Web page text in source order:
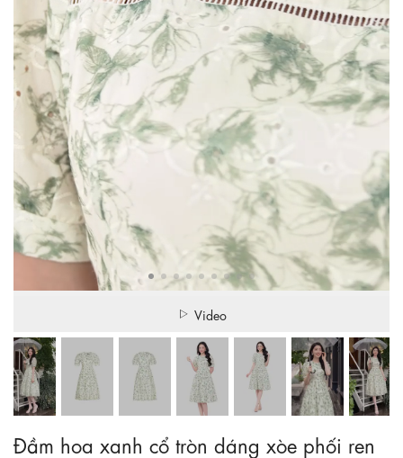
Video
Đầm hoa xanh cổ tròn dáng xòe phối ren